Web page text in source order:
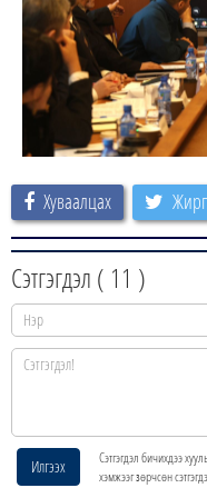
Хуваалцах
Сэтгэгдэл ( 11 )
Илгээх
Сэтгэгдэл бичихдээ
хэмжээг зөрчсөн